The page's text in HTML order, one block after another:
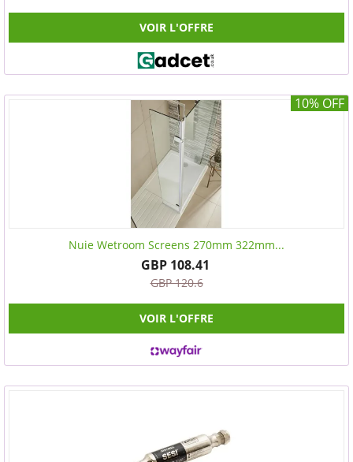
VOIR L'OFFRE
10% OFF
Nuie Wetroom Screens 270mm 322mm...
GBP 108.41
GBP 120.6
VOIR L'OFFRE